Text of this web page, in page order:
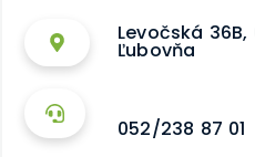
Levočská
Ľubovňa
052/238 87 01